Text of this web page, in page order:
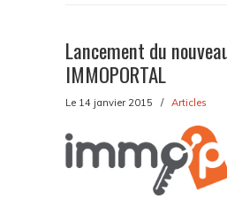
Lancement du
IMMOPORTAL
Le 14 janvier 2015 / Articles